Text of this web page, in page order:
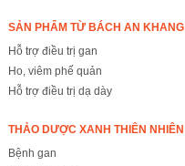
SẢN PHẨM TỪ BÁCH AN KHANG
Hỗ trợ điều trị gan
Ho, viêm phế quản
Hỗ trợ điều trị dạ dày
THẢO DƯỢC XANH THIÊN NHIÊN
Bệnh gan